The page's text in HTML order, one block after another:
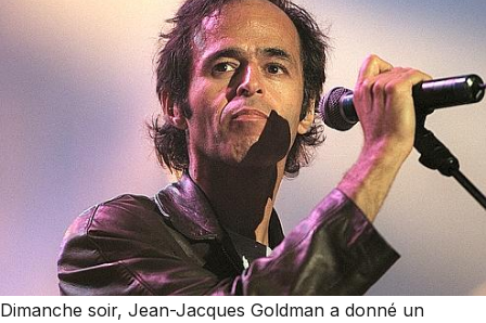
Dimanche soir, Jean-Jacques Goldman a donné un